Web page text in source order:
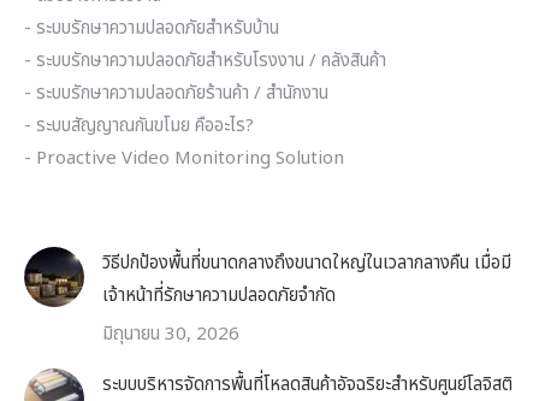
- ระบบรักษาความปลอดภัยสำหรับบ้าน
- ระบบรักษาความปลอดภัยสำหรับโรงงาน / คลังสินค้า
- ระบบรักษาความปลอดภัยร้านค้า / สำนักงาน
- ระบบสัญญาณกันขโมย คืออะไร?
- Proactive Video Monitoring Solution
วิธีปกป้องพื้นที่ขนาดกลางถึงขนาดใหญ่ในเวลากลางคืน เมื่อมี
เจ้าหน้าที่รักษาความปลอดภัยจำกัด
มิถุนายน 30, 2026
ระบบบริหารจัดการพื้นที่โหลดสินค้าอัจฉริยะสำหรับศูนย์โลจิสติ